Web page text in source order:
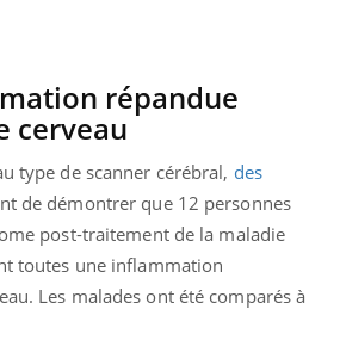
répandue
cerveau
type de scanner cérébral, des
de démontrer que 12 personnes
post-traitement de la maladie
toutes une inflammation
Les malades ont été comparés à